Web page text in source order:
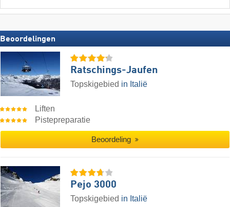
Beoordelingen
Ratschings-Jaufen
Topskigebied in Italië
Liften
Pistepreparatie
Beoordeling
Pejo 3000
Topskigebied in Italië